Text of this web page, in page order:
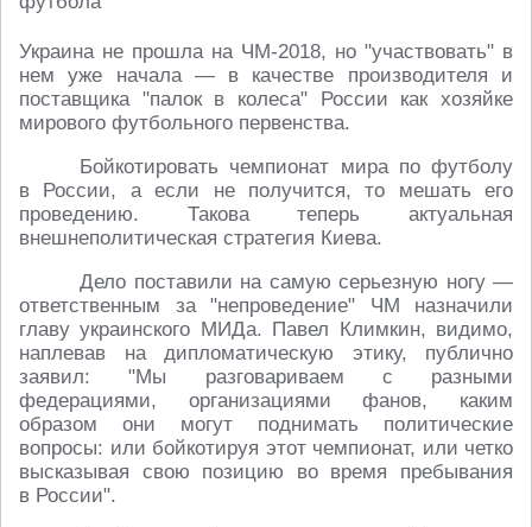
Украина не прошла на ЧМ-2018, но "участвовать" в
нем уже начала — в качестве производителя и
поставщика "палок в колеса" России как хозяйке
мирового футбольного первенства.
Бойкотировать чемпионат мира по футболу
в России, а если не получится, то мешать его
проведению. Такова теперь актуальная
внешнеполитическая стратегия Киева.
Дело поставили на самую серьезную ногу —
ответственным за "непроведение" ЧМ назначили
главу украинского МИДа. Павел Климкин, видимо,
наплевав на дипломатическую этику, публично
заявил: "Мы разговариваем с разными
федерациями, организациями фанов, каким
образом они могут поднимать политические
вопросы: или бойкотируя этот чемпионат, или четко
высказывая свою позицию во время пребывания
в России".